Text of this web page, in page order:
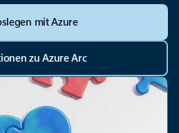
mit Azure
zu Azure Arc